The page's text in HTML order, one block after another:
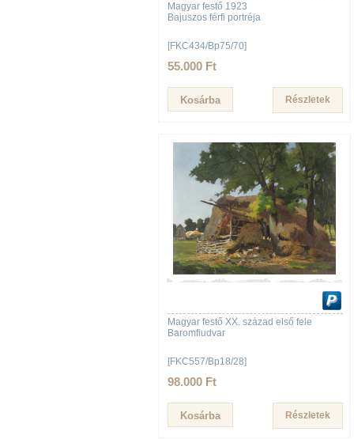
Magyar festő 1923
Bajuszos férfi portréja
[FKC434/Bp75/70]
55.000 Ft
Részletek
Magyar festő XX. század első fele
Baromfiudvar
[FKC557/Bp18/28]
98.000 Ft
Részletek